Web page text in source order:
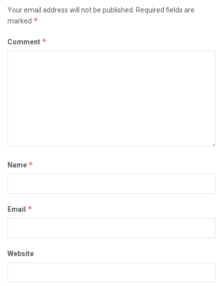
Your email address will not be published.
Required fields are
marked *
Comment *
Name *
Email *
Website